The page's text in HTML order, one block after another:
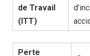
de Travail
(ITT)
Perte